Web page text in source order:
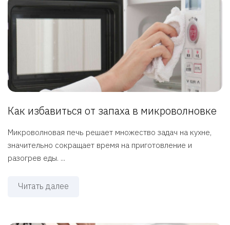
Как избавиться от запаха в микроволновке
Микроволновая печь решает множество задач на кухне,
значительно сокращает время на приготовление и
разогрев еды. ...
Читать далее